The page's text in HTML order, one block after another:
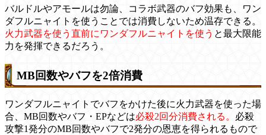
バルドルやアモールは勿論、コラボ武器のバフ効果も、ワン
ダフルニャイトを使うことでは消費しないため温存できる。
火力武器を使う直前にワンダフルニャイトを使う と最大限能
力を発揮できるだろう。
MB回数やバフを2倍消費
ワンダフルニャイトでバフをかけた後に火力武器を使った場
合、MB回数やバフ・EPなどは必殺2回分消費される。 必殺
攻撃1発分のMB回数やバフで2発分の恩恵を得られるもので